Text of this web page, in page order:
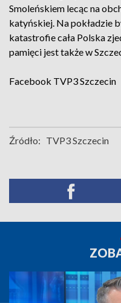
Smoleńskiem lecąc na
katyńskiej. Na pokładzie
katastrofie cała Polska
pamięci jest także w
Facebook TVP3 Szczecin
Źródło: TVP3 Szczecin